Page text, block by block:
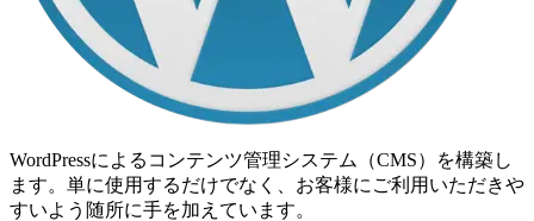
WordPressによるコンテンツ管理システム（CMS）を構築し
ます。単に使用するだけでなく、お客様にご利用いただきや
すいよう随所に手を加えています。